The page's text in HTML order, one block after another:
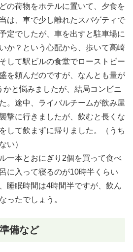
の荷物をホテルに置いて、夕食を
は、車で少し離れたスパゲティで
定でしたが、車を出すと駐車場に
か？という心配から、歩いて高崎
して駅ビルの食堂でローストビー
を頼んだのですが、なんとも量が
かと悩みましたが、結局コンビニ
。途中、ライバルチームが飲み屋
撃に行きましたが、飲むと長くな
して飲まずに帰りました。（うち
い）
一本とおにぎり2個を買って食べ
に入って寝るのが10時半くらい
睡眠時間は4時間半ですが、飲ん
ったでしょう。
備など